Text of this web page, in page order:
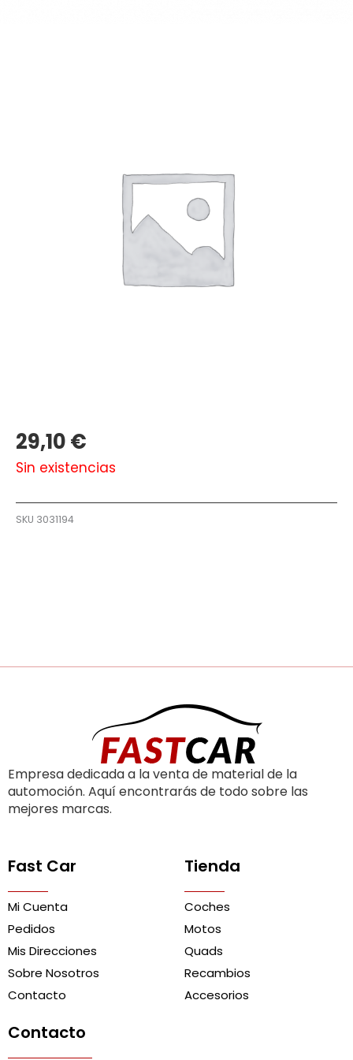
29,10€
Sin existencias
SKU 3031194
Empresa dedicada a la venta de material de la
automoción. Aquí encontrarás de todo sobre las
mejores marcas.
Fast Car
Mi Cuenta
Pedidos
Mis Direcciones
Sobre Nosotros
Contacto
Tienda
Coches
Motos
Quads
Recambios
Accesorios
Contacto